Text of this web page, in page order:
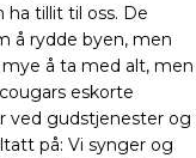
ha tillit til oss. De
å rydde byen, men
å ta med alt, men
eskorte
ved gudstjenester og
på: Vi synger og